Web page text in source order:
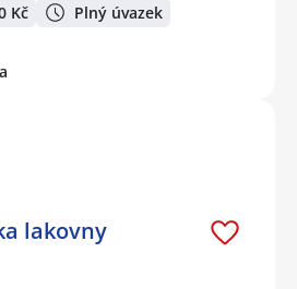
Kč Plný úvazek
lakovny